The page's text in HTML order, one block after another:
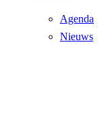
Agenda
Nieuws